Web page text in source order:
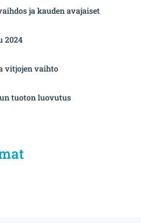
ja kauden avajaiset
2024
vitjojen vaihto
tuoton luovutus